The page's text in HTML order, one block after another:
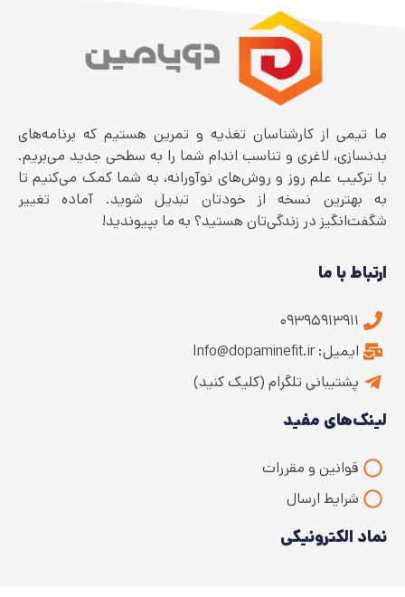
ما تیمی از کارشناسان تغذیه و تمرین هستیم که برنامه‌های
بدنسازی، لاغری و تناسب اندام شما را به سطحی جدید می‌بریم.
با ترکیب علم روز و روش‌های نوآورانه، به شما کمک می‌کنیم تا
به بهترین نسخه از خودتان تبدیل شوید. آماده تغییر
شگفت‌انگیز در زندگی‌تان هستید؟ به ما بپیوندید!
ارتباط با ما
۰۹۳۹۵۹۱۳۹۱۱
ایمیل: Info@dopaminefit.ir
پشتیبانی تلگرام (کلیک کنید)
لینک‌های مفید
قوانین و مقررات
شرایط ارسال
نماد الکترونیکی